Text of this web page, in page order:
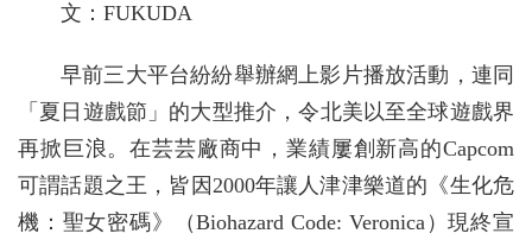
文：FUKUDA
早前三大平台紛紛舉辦網上影片播放活動，連同
「夏日遊戲節」的大型推介，令北美以至全球遊戲界
再掀巨浪。在芸芸廠商中，業績屢創新高的Capcom
可謂話題之王，皆因2000年讓人津津樂道的《生化危
機：聖女密碼》（Biohazard Code: Veronica）現終宣